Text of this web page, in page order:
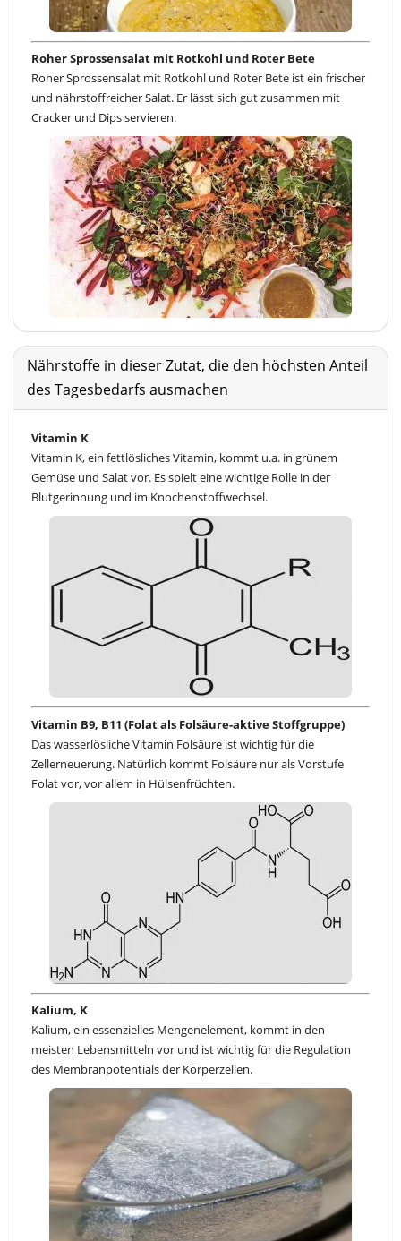
Roher Sprossensalat mit Rotkohl und Roter Bete
Roher Sprossensalat mit Rotkohl und Roter Bete ist ein frischer
und nährstoffreicher Salat. Er lässt sich gut zusammen mit
Cracker und Dips servieren.
Nährstoffe in dieser Zutat, die den höchsten Anteil
des Tagesbedarfs ausmachen
Vitamin K
Vitamin K, ein fettlösliches Vitamin, kommt u.a. in grünem
Gemüse und Salat vor. Es spielt eine wichtige Rolle in der
Blutgerinnung und im Knochenstoffwechsel.
Vitamin B9, B11 (Folat als Folsäure-aktive Stoffgruppe)
Das wasserlösliche Vitamin Folsäure ist wichtig für die
Zellerneuerung. Natürlich kommt Folsäure nur als Vorstufe
Folat vor, vor allem in Hülsenfrüchten.
Kalium, K
Kalium, ein essenzielles Mengenelement, kommt in den
meisten Lebensmitteln vor und ist wichtig für die Regulation
des Membranpotentials der Körperzellen.